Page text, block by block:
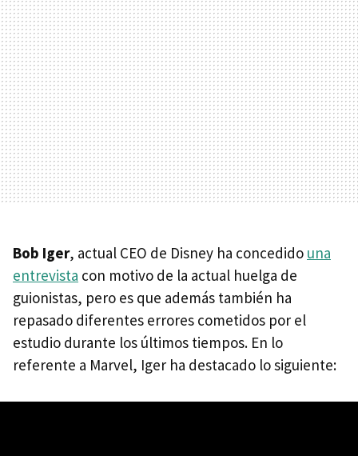
Bob Iger, actual CEO de Disney ha concedido una
entrevista con motivo de la actual huelga de
guionistas, pero es que además también ha
repasado diferentes errores cometidos por el
estudio durante los últimos tiempos. En lo
referente a Marvel, Iger ha destacado lo siguiente: